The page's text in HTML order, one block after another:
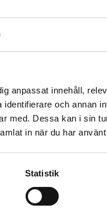
anpassat innehåll,
och annan
med. Dessa kan i sin
in när du har
Statistik
lådfront lackad i
1 033
KÖP